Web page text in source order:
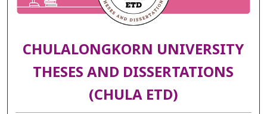
CHULALONGKORN UNIVERSITY
THESES AND DISSERTATIONS
(CHULA ETD)